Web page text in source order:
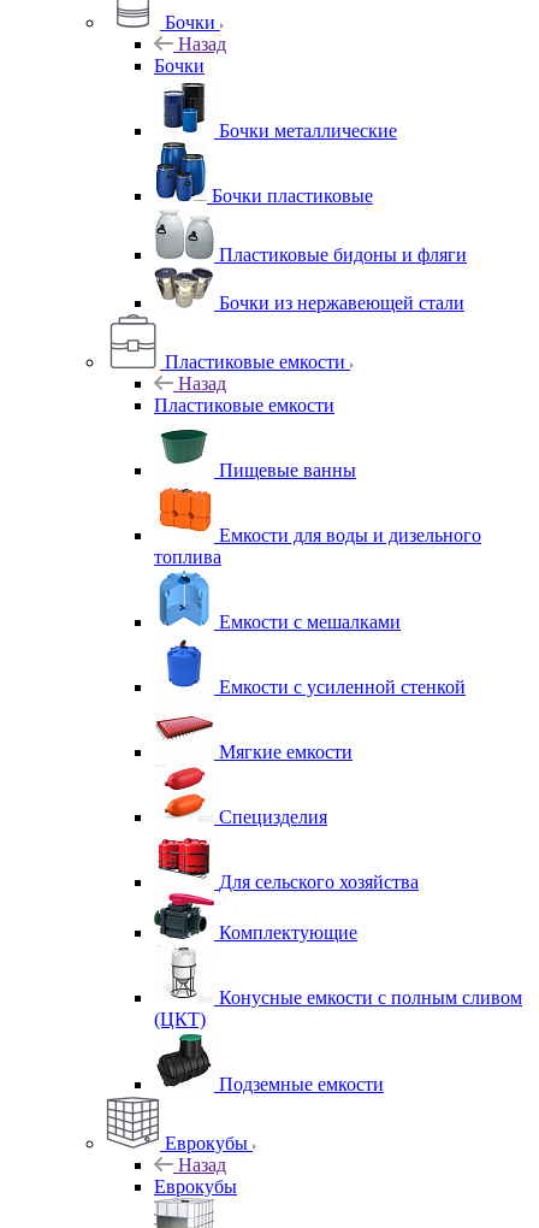
Бочки
Назад
Бочки
Бочки металлические
Бочки пластиковые
Пластиковые бидоны и фляги
Бочки из нержавеющей стали
Пластиковые емкости
Назад
Пластиковые емкости
Пищевые ванны
Емкости для воды и дизельного
топлива
Емкости с мешалками
Емкости с усиленной стенкой
Мягкие емкости
Специзделия
Для сельского хозяйства
Комплектующие
Конусные емкости с полным сливом
(ЦКТ)
Подземные емкости
Еврокубы
Назад
Еврокубы